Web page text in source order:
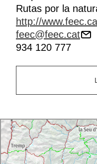
Rutas por la
http://
feec@feec.cat
934 120 777